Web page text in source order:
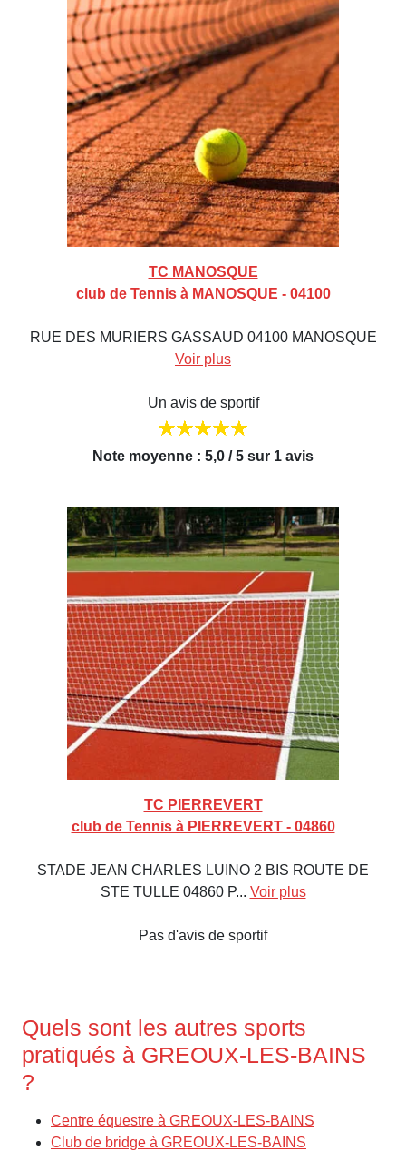
TC MANOSQUE
club de Tennis à MANOSQUE - 04100
RUE DES MURIERS GASSAUD 04100 MANOSQUE
Voir plus
Un avis de sportif
Note moyenne : 5,0 / 5 sur 1 avis
TC PIERREVERT
club de Tennis à PIERREVERT - 04860
STADE JEAN CHARLES LUINO 2 BIS ROUTE DE
STE TULLE 04860 P... Voir plus
Pas d'avis de sportif
Quels sont les autres sports
pratiqués à GREOUX-LES-BAINS
?
Centre équestre à GREOUX-LES-BAINS
Club de bridge à GREOUX-LES-BAINS